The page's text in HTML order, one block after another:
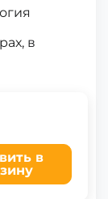
в
в